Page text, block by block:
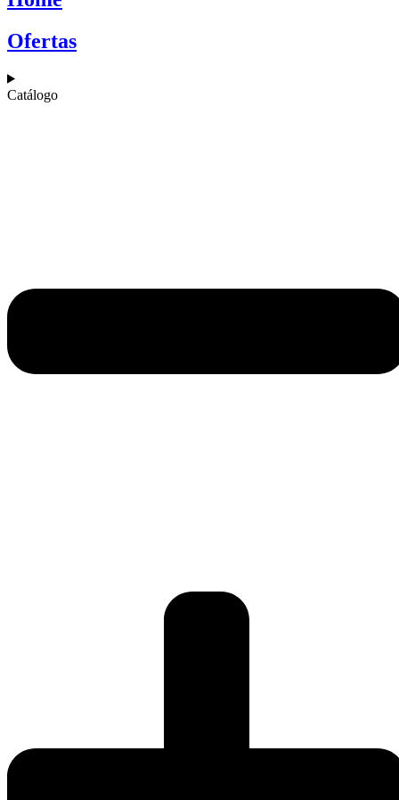
Ofertas
Catálogo